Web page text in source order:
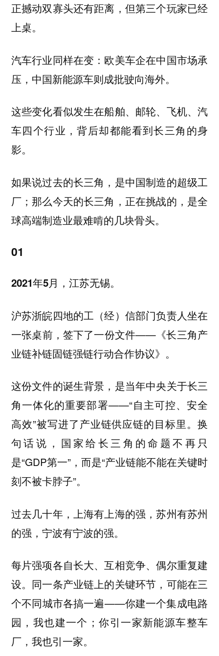
正撼动双寡头还有距离，但第三个玩家已经
上桌。
汽车行业同样在变：欧美车企在中国市场承
压，中国新能源车则成批驶向海外。
这些变化看似发生在船舶、邮轮、飞机、汽
车四个行业，背后却都能看到长三角的身
影。
如果说过去的长三角，是中国制造的超级工
厂；那么今天的长三角，正在挑战的，是全
球高端制造业最难啃的几块骨头。
01
2021年5月，江苏无锡。
沪苏浙皖四地的工（经）信部门负责人坐在
一张桌前，签下了一份文件——《长三角产
业链补链固链强链行动合作协议》。
这份文件的诞生背景，是当年中央关于长三
角一体化的重要部署——“自主可控、安全
高效”被写进了产业链供应链的目标里。换
句话说，国家给长三角的命题不再只
是“GDP第一”，而是“产业链能不能在关键时
刻不被卡脖子”。
过去几十年，上海有上海的强，苏州有苏州
的强，宁波有宁波的强。
每片强项各自长大、互相竞争、偶尔重复建
设。同一条产业链上的关键环节，可能在三
个不同城市各搞一遍——你建一个集成电路
园，我也建一个；你引一家新能源车整车
厂，我也引一家。